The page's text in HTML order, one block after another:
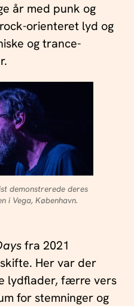
år med punk og
orienteret lyd og
og trance-
demonstrerede deres
i Vega, København.
fra 2021
Her var der
lydflader, færre vers
for stemninger og